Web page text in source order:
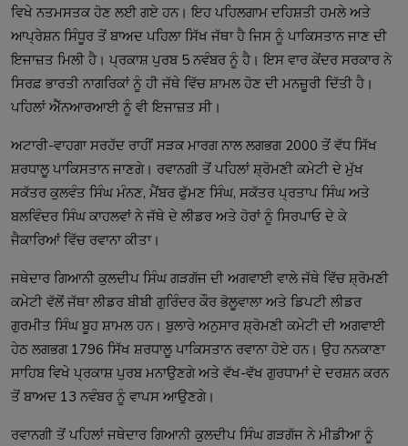
ਵਿਖੇ ਨਤਮਸਤਕ ਹੋਣ ਲਈ ਗਏ ਹਨ। ਇਹ ਪਹਿਲਗਾਮ ਦਹਿਸ਼ਤੀ ਹਮਲੇ ਅਤੇ
ਆਪ੍ਰੇਸ਼ਨ ਸਿੰਧੂਰ ਤੋਂ ਬਾਅਦ ਪਹਿਲਾ ਸਿੱਖ ਜੱਥਾ ਹੈ ਜਿਸ ਨੂੰ ਪਾਕਿਸਤਾਨ ਜਾਣ ਦੀ
ਇਜਾਜ਼ਤ ਮਿਲੀ ਹੈ। ਪ੍ਰਕਾਸ਼ ਪੁਰਬ 5 ਨਵੰਬਰ ਨੂੰ ਹੈ। ਇਸ ਵਾਰ ਕੇਂਦਰ ਸਰਕਾਰ ਨੇ
ਸਿਰਫ਼ ਭਾਰਤੀ ਨਾਗਰਿਕਾਂ ਨੂੰ ਹੀ ਜੱਥੇ ਵਿੱਚ ਸ਼ਾਮਲ ਹੋਣ ਦੀ ਮਨਜ਼ੂਰੀ ਦਿੱਤੀ ਹੈ।
ਅਟਾਰੀ-ਵਾਹਗਾ ਸਰਹੱਦ ਰਾਹੀਂ ਸੜਕ ਮਾਰਗ ਨਾਲ ਲਗਭਗ 2000 ਤੋਂ ਵੱਧ ਸਿੱਖ
ਸ਼ਰਧਾਲੂ ਪਾਕਿਸਤਾਨ ਜਾਣਗੇ। ਰਵਾਨਗੀ ਤੋਂ ਪਹਿਲਾਂ ਸ਼੍ਰੋਮਣੀ ਕਮੇਟੀ ਦੇ ਮੁੱਖ
ਸਕੱਤਰ ਕੁਲਵੰਤ ਸਿੰਘ ਮੰਨਣ, ਮੈਂਬਰ ਫੁੱਮਣ ਸਿੰਘ, ਸਕੱਤਰ ਪ੍ਰਤਾਪ ਸਿੰਘ ਅਤੇ
ਬਲਵਿੰਦਰ ਸਿੰਘ ਕਾਹਲਵਾਂ ਨੇ ਜੱਥੇ ਦੇ ਲੀਡਰ ਅਤੇ ਹੋਰਾਂ ਨੂੰ ਸਿਰਪਾਓ ਦੇ ਕੇ
ਜਥੇਦਾਰ ਗਿਆਨੀ ਕੁਲਦੀਪ ਸਿੰਘ ਗੜਗੱਜ ਦੀ ਅਗਵਾਈ ਵਾਲੇ ਜੱਥੇ ਵਿੱਚ ਸ਼੍ਰੋਮਣੀ
ਕਮੇਟੀ ਵੱਲੋਂ ਜੱਥਾ ਲੀਡਰ ਬੀਬੀ ਗੁਰਿੰਦਰ ਕੌਰ ਭੋਲੂਵਾਲਾ ਅਤੇ ਡਿਪਟੀ ਲੀਡਰ
ਗੁਰਮੀਤ ਸਿੰਘ ਬੂਹ ਸ਼ਾਮਲ ਹਨ। ਬੁਲਾਰੇ ਅਨੁਸਾਰ ਸ਼੍ਰੋਮਣੀ ਕਮੇਟੀ ਦੀ ਅਗਵਾਈ
ਹੇਠ ਲਗਭਗ 1796 ਸਿੱਖ ਸ਼ਰਧਾਲੂ ਪਾਕਿਸਤਾਨ ਰਵਾਨਾ ਹੋਏ ਹਨ। ਉਹ ਨਨਕਾਣਾ
ਸਾਹਿਬ ਵਿਖੇ ਪ੍ਰਕਾਸ਼ ਪੁਰਬ ਮਨਾਉਣਗੇ ਅਤੇ ਵੱਖ-ਵੱਖ ਗੁਰਧਾਮਾਂ ਦੇ ਦਰਸ਼ਨ ਕਰਨ
ਰਵਾਨਗੀ ਤੋਂ ਪਹਿਲਾਂ ਜਥੇਦਾਰ ਗਿਆਨੀ ਕੁਲਦੀਪ ਸਿੰਘ ਗੜਗੱਜ ਨੇ ਮੀਡੀਆ ਨੂੰ